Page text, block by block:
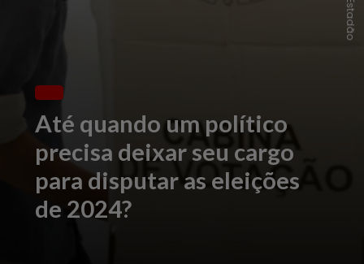
Até quando um político
precisa deixar seu cargo
para disputar as eleições
de 2024?